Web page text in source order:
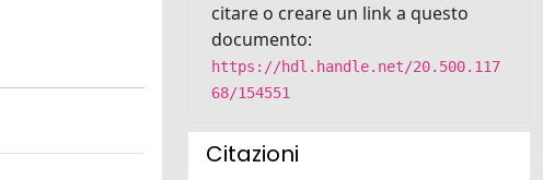
citare o creare un link a questo
documento:
https://hdl.handle.net/20.500.117
68/154551
Citazioni